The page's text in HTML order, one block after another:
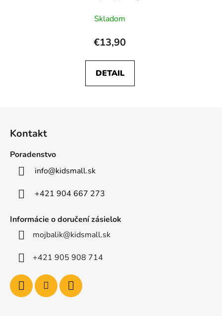
Skladom
€13,90
DETAIL
Kontakt
Poradenstvo
info@kidsmall.sk
+421 904 667 273
Informácie o doručení zásielok
mojbalik@kidsmall.sk
+421 905 908 714